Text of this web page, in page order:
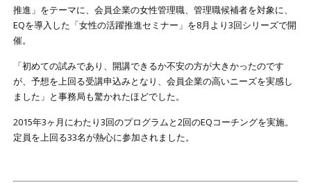
推進」をテーマに、会員企業の女性管理職、管理職候補者を対象に、
EQを導入した「女性の活躍推進セミナー」を8月より3回シリーズで開
催。
「初めての試みであり、開講できるか不安の方が大きかったのです
が、予想を上回る受講申込みとなり、会員企業の高いニーズを実感し
ました」と事務局も驚かれたほどでした。
2015年3ヶ月にわたり3回のプログラムと2回のEQコーチングを実施。
定員を上回る33名が熱心に参加されました。